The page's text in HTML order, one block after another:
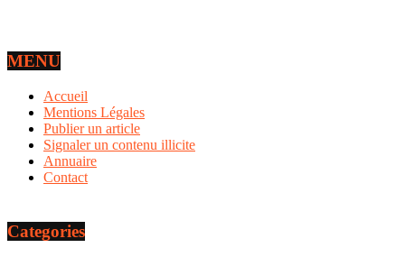
MENU
Accueil
Mentions Légales
Publier un article
Signaler un contenu illicite
Annuaire
Contact
Categories